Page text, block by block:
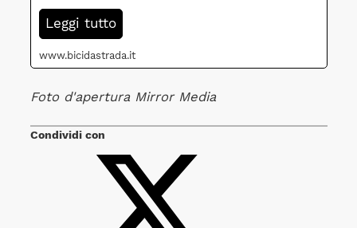
Leggi tutto
www.bicidastrada.it
Foto d'apertura Mirror Media
Condividi con